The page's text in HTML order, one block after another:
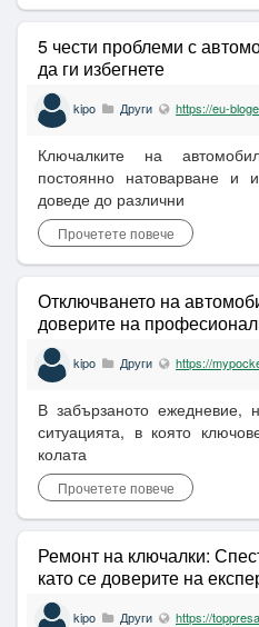
5 чести проблеми с
да ги избегнете
kipo Други https://eu-
Ключалките на
постоянно натоварване и
доведе до различни
Прочетете повече
Отключването на
доверите на
kipo Други https://
В забързаното ежедневие,
ситуацията, в която
колата
Прочетете повече
Ремонт на ключалки:
като се доверите на
kipo Други https://